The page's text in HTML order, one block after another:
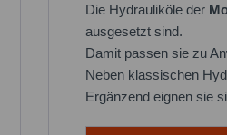
Die Hydrauliköle der
ausgesetzt sind.
Damit passen sie zu
Neben klassischen
Ergänzend eignen sie